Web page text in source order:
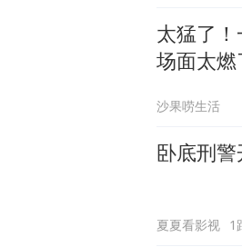
太猛了
场面太燃
沙果唠生活
卧底刑
夏夏看影视 1